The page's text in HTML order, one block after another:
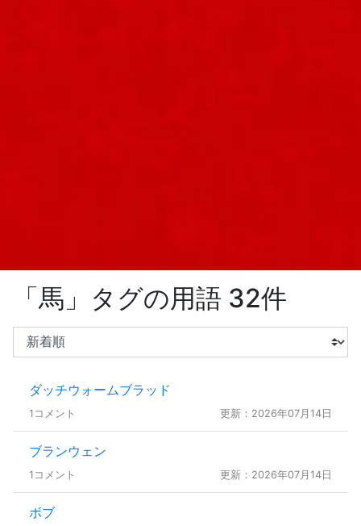
「馬」タグの用語 32件
ダッチウォームブラッド
1コメント 更新：2026年07月14日
ブランウェン
1コメント 更新：2026年07月14日
ボブ